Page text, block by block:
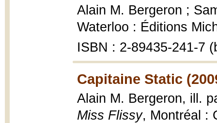
Alain M. Bergeron ;
Waterloo : Éditions
ISBN : 2-89435-241-7
Capitaine Static
Alain M. Bergeron, ill.
Miss Flissy, Montréal :